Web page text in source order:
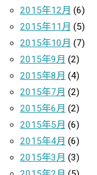
2015年12月 (6)
2015年11月 (5)
2015年10月 (7)
2015年9月 (2)
2015年8月 (4)
2015年7月 (2)
2015年6月 (2)
2015年5月 (6)
2015年4月 (6)
2015年3月 (3)